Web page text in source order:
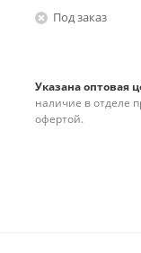
Под заказ
Указана оптовая
наличие в отделе
офертой.